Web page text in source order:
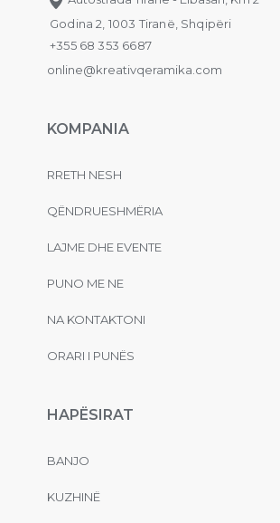
Godina 2, 1003 Tiranë, Shqipëri
+355 68 353 6687
online@kreativqeramika.com
KOMPANIA
RRETH NESH
QËNDRUESHMËRIA
LAJME DHE EVENTE
PUNO ME NE
NA KONTAKTONI
ORARI I PUNËS
HAPËSIRAT
BANJO
KUZHINË